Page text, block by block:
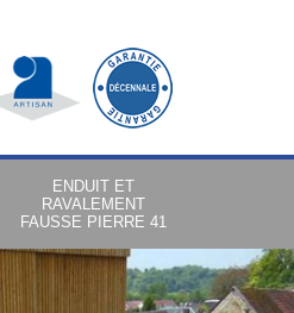
ENDUIT ET
RAVALEMENT
FAUSSE PIERRE 41